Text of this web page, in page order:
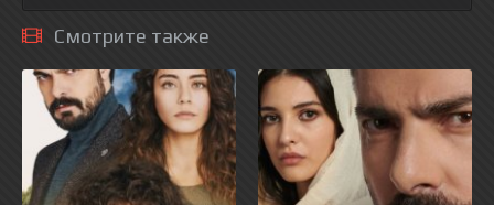
Смотрите также